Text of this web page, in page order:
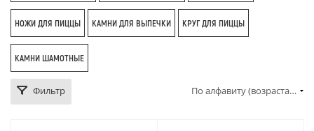
НОЖИ ДЛЯ ПИЦЦЫ КАМНИ ДЛЯ ВЫПЕЧКИ КРУГ ДЛЯ ПИЦЦЫ
КАМНИ ШАМОТНЫЕ
Фильтр По алфавиту (возрастание)